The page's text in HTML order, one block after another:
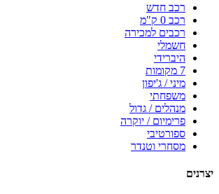
רכב חדש
רכב 0 ק"מ
רכבים למכירה
חשמלי
היברידי
7 מקומות
מיני / ג'יפון
משפחתי
מנהלים / גדול
פרימיום / יוקרה
ספורטיבי
מסחרי וטנדר
יצרנים